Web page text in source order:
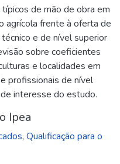
de mão de obra em
agrícola frente à oferta de
e de nível superior
sobre coeficientes
e localidades em
profissionais de nível
interesse do estudo.
Ipea
, Qualificação para o